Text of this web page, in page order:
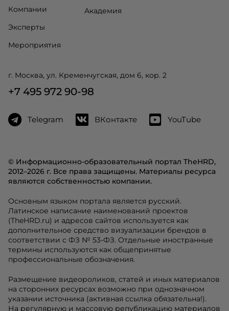
© Информационно-образовательный портал TheHRD,
2012–2026 г. Все права защищены. Материалы ресурса
являются собственностью компании.
Основным языком портала является русский.
Латинское написание наименований проектов
(TheHRD.ru) и адресов сайтов используется как
дополнительное средство визуализации брендов в
соответствии с ФЗ № 53-ФЗ. Отдельные иностранные
термины используются как общепринятые
профессиональные обозначения.
Размещение видеороликов, статей и иных материалов
на сторонних ресурсах возможно при однозначном
указании источника (активная ссылка обязательна!).
На регулярную и массовую републикацию материалов
Компании
Эксперты
Мероприятия
Академия
г. Москва, ул. Кременчугская, дом 6, кор. 2
+7 495 972 90-98
Telegram ВКонтакте YouTube